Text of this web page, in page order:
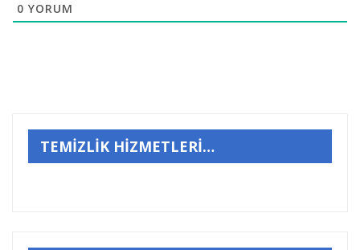
0 YORUM
TEMİZLİK HİZMETLERİ…